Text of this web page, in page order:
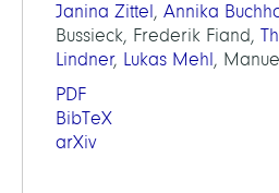
Janina Zittel, Annika
Bussieck, Frederik Fiand,
Lindner, Lukas Mehl,
PDF
BibTeX
arXiv